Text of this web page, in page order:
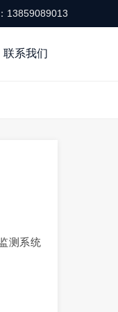
13859089013
联系我们
测系统